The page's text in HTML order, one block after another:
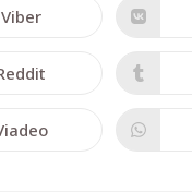
Viber